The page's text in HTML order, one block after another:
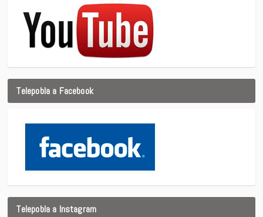
Telepobla a Facebook
Telepobla a Instagram